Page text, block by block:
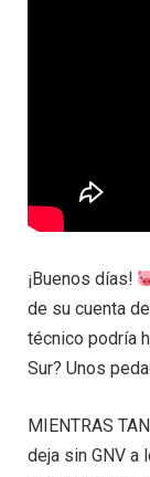
¡Buenos días!
de su cuenta
técnico podría
Sur? Unos
MIENTRAS
deja sin GNV a